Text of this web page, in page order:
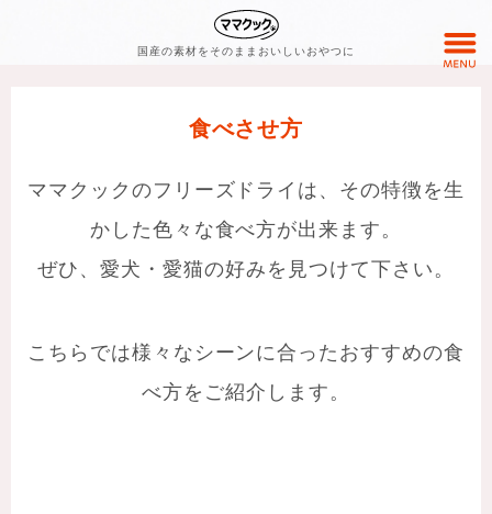
国産の素材をそのままおいしいおやつに
食べさせ方
ママクックのフリーズドライは、その特徴を生
かした色々な食べ方が出来ます。
ぜひ、愛犬・愛猫の好みを見つけて下さい。
こちらでは様々なシーンに合ったおすすめの食
べ方をご紹介します。